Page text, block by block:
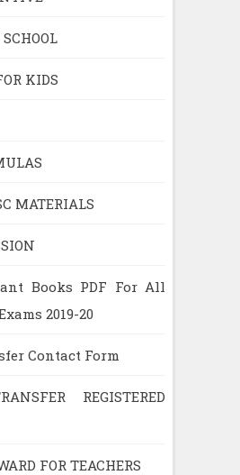
KIDS
MATERIALS
Books PDF For All
2019-20
Contact Form
REGISTERED
FOR TEACHERS